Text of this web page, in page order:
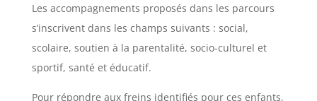
Les accompagnements proposés dans les parcours
s’inscrivent dans les champs suivants : social,
scolaire, soutien à la parentalité, socio-culturel et
sportif, santé et éducatif.
Pour répondre aux freins identifiés pour ces enfants,